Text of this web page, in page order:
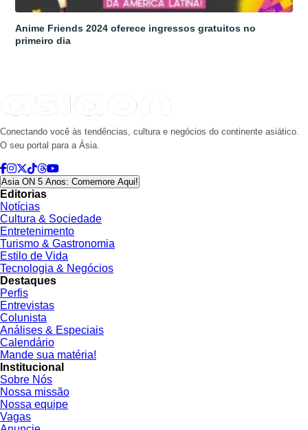
Anime Friends 2024 oferece ingressos gratuitos no
primeiro dia
Conectando você às tendências, cultura e negócios do continente asiático.
O seu portal para a Ásia.
Asia ON 5 Anos: Comemore Aqui!
Editorias
Notícias
Cultura & Sociedade
Entretenimento
Turismo & Gastronomia
Estilo de Vida
Tecnologia & Negócios
Destaques
Perfis
Entrevistas
Colunista
Análises & Especiais
Calendário
Mande sua matéria!
Institucional
Sobre Nós
Nossa missão
Nossa equipe
Vagas